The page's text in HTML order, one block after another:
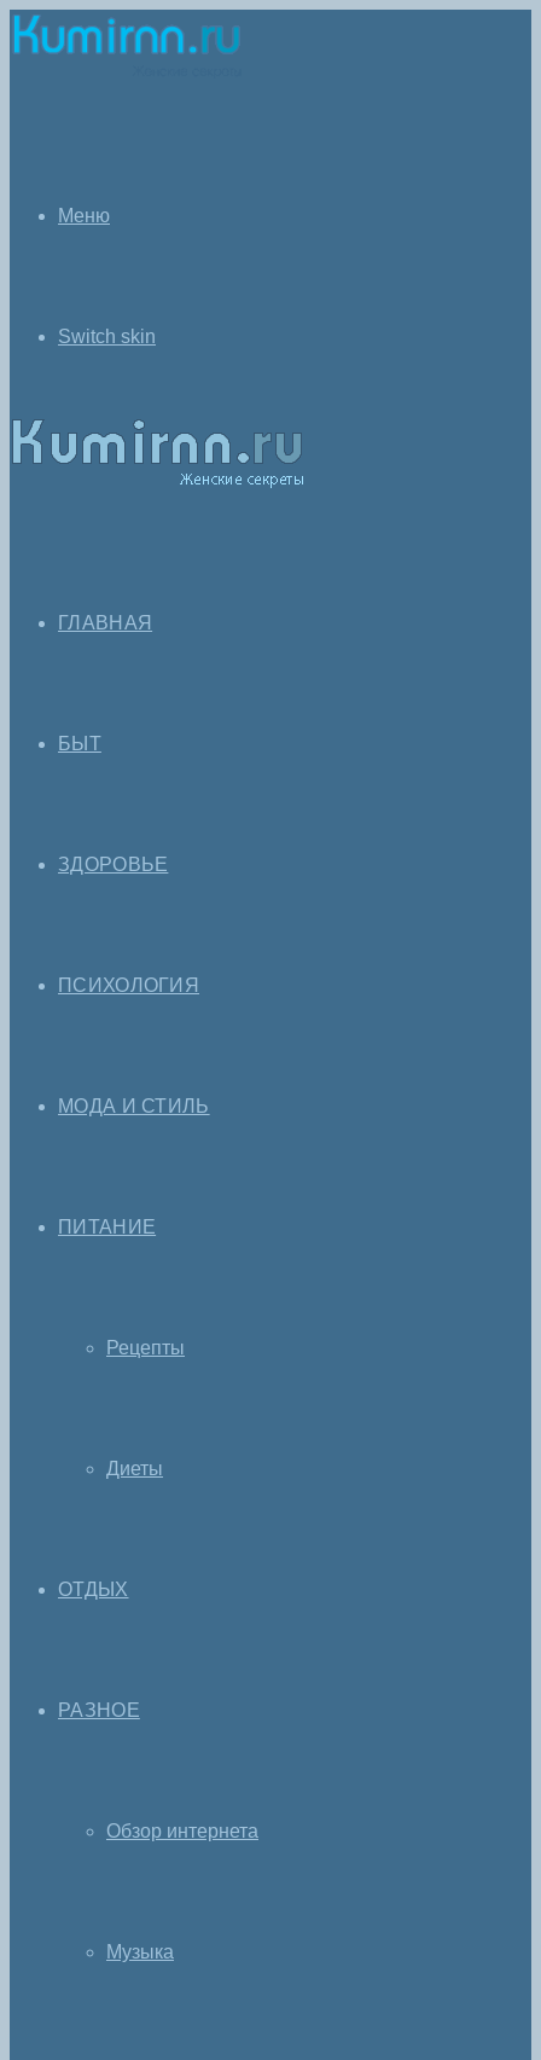
Меню
Switch skin
ГЛАВНАЯ
БЫТ
ЗДОРОВЬЕ
ПСИХОЛОГИЯ
МОДА И СТИЛЬ
ПИТАНИЕ
Рецепты
Диеты
ОТДЫХ
РАЗНОЕ
Обзор интернета
Музыка